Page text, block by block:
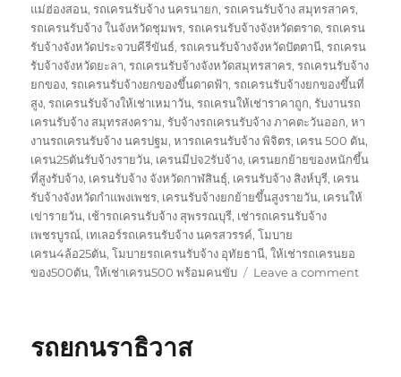
แม่ฮ่องสอน,รถเครนรับจ้าง นครนายก,รถเครนรับจ้าง สมุทรสาคร,
รถเครนรับจ้าง ในจังหวัดชุมพร,รถเครนรับจ้างจังหวัดตราด,รถเครน
รับจ้างจังหวัดประจวบคีรีขันธ์,รถเครนรับจ้างจังหวัดปัตตานี,รถเครน
รับจ้างจังหวัดยะลา,รถเครนรับจ้างจังหวัดสมุทรสาคร,รถเครนรับจ้าง
ยกของ,รถเครนรับจ้างยกของขึ้นดาดฟ้า,รถเครนรับจ้างยกของขึ้นที่
สูง,รถเครนรับจ้างให้เช่าเหมาวัน,รถเครนให้เช่าราคาถูก,รับงานรถ
เครนรับจ้าง สมุทรสงคราม,รับจ้างรถเครนรับจ้าง ภาคตะวันออก,หา
งานรถเครนรับจ้าง นครปฐม,หารถเครนรับจ้าง พิจิตร, เครน 500 ตัน,
เครน25ตันรับจ้างรายวัน, เครนมีปจ2รับจ้าง, เครนยกย้ายของหนักขึ้น
ที่สูงรับจ้าง, เครนรับจ้าง จังหวัดกาฬสินธุ์, เครนรับจ้าง สิงห์บุรี, เครน
รับจ้างจังหวัดกำแพงเพชร, เครนรับจ้างยกย้ายขึ้นสูงรายวัน, เครนให้
เข่ารายวัน, เช้ารถเครนรับจ้าง สุพรรณบุรี, เช่ารถเครนรับจ้าง
เพชรบูรณ์, เทเลอร์รถเครนรับจ้าง นครสวรรค์,โมบาย
เครน4ล้อ25ตัน,โมบายรถเครนรับจ้าง อุทัยธานี,ให้เช่ารถเครนยอ
ของ500ตัน,ให้เช่าเครน500 พร้อมคนขับ Leave a commenton
รถยกนราธิวาส